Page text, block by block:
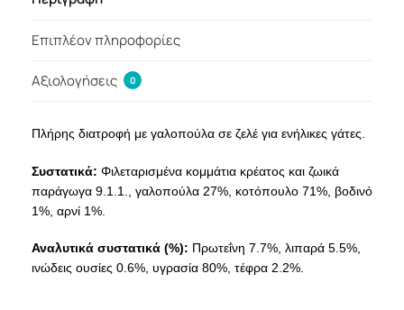
Επιπλέον πληροφορίες
Αξιολογήσεις 0
Πλήρης διατροφή με γαλοπούλα σε ζελέ για ενήλικες γάτες.
Συστατικά: Φιλεταρισμένα κομμάτια κρέατος και ζωικά
παράγωγα 9.1.1., γαλοπούλα 27%, κοτόπουλο 71%, βοδινό
1%, αρνί 1%.
Αναλυτικά συστατικά (%): Πρωτεΐνη 7.7%, λιπαρά 5.5%,
ινώδεις ουσίες 0.6%, υγρασία 80%, τέφρα 2.2%.